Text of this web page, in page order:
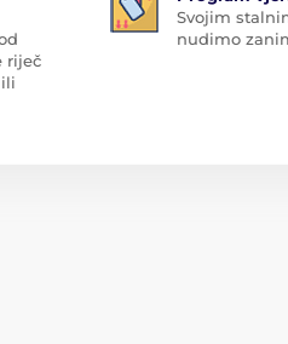
riječ
Svojim
nudimo